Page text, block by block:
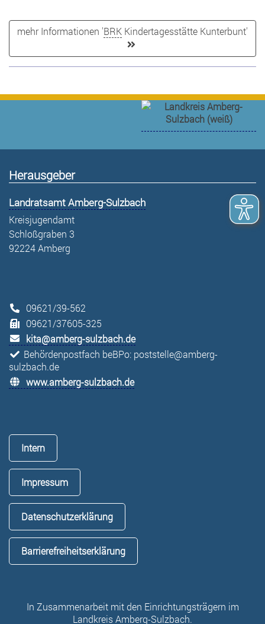
mehr Informationen 'BRK Kindertagesstätte Kunterbunt'
Herausgeber
Landratsamt Amberg-Sulzbach
Kreisjugendamt
Schloßgraben 3
92224 Amberg
09621/39-562
09621/37605-325
kita@amberg-sulzbach.de
Behördenpostfach beBPo: poststelle@amberg-
sulzbach.de
www.amberg-sulzbach.de
Intern
Impressum
Datenschutzerklärung
Barrierefreiheitserklärung
In Zusammenarbeit mit den Einrichtungsträgern im
Landkreis Amberg-Sulzbach.